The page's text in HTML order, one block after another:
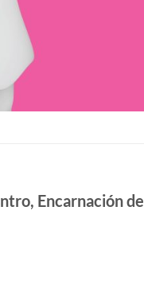
Encarnación de